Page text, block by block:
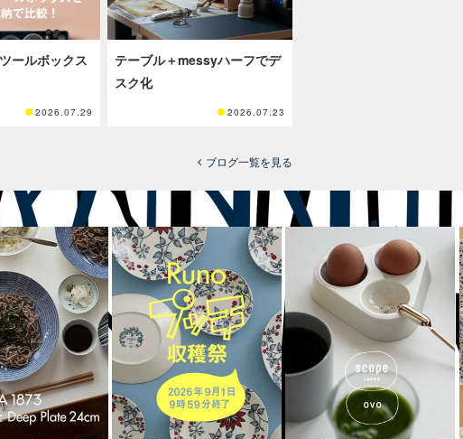
ールボックス
2026.07.29
テーブル＋messyハーフでデ
スク化
2026.07.23
ブログ一覧を見る